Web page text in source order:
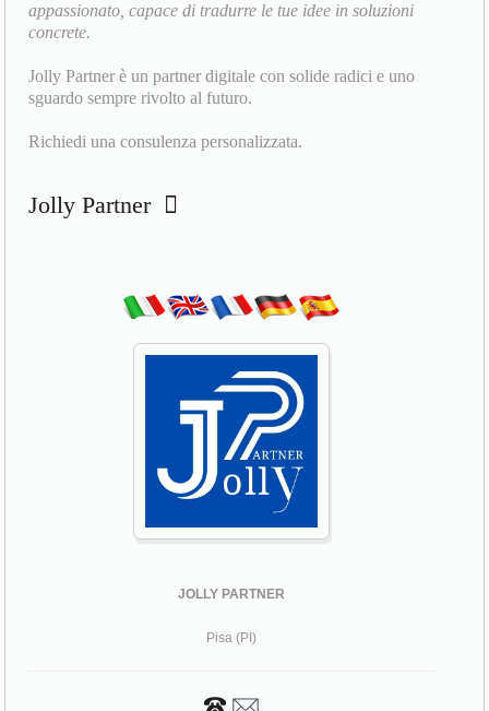
appassionato, capace di tradurre le tue idee in soluzioni
concrete.
Jolly Partner è un partner digitale con solide radici e uno
sguardo sempre rivolto al futuro.
Richiedi una consulenza personalizzata.
Jolly Partner
JOLLY PARTNER
Pisa (PI)